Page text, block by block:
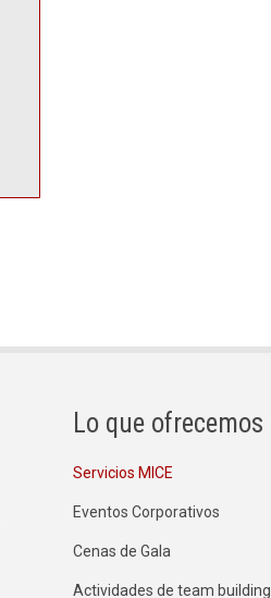
Lo que ofrecemos
Servicios MICE
Eventos Corporativos
Cenas de Gala
Actividades de team building